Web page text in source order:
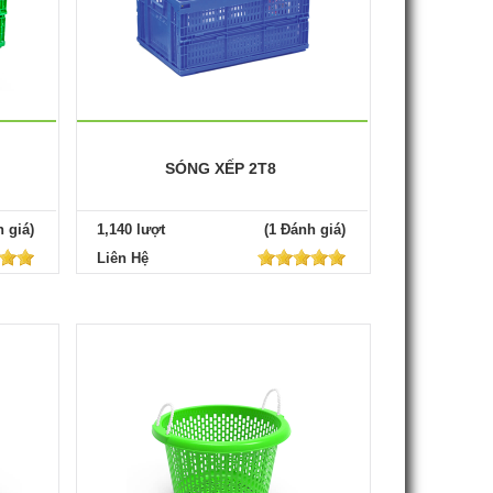
giá)
SÓNG XẾP 2T8
1,140 lượt
(1 Đánh giá)
Liên Hệ